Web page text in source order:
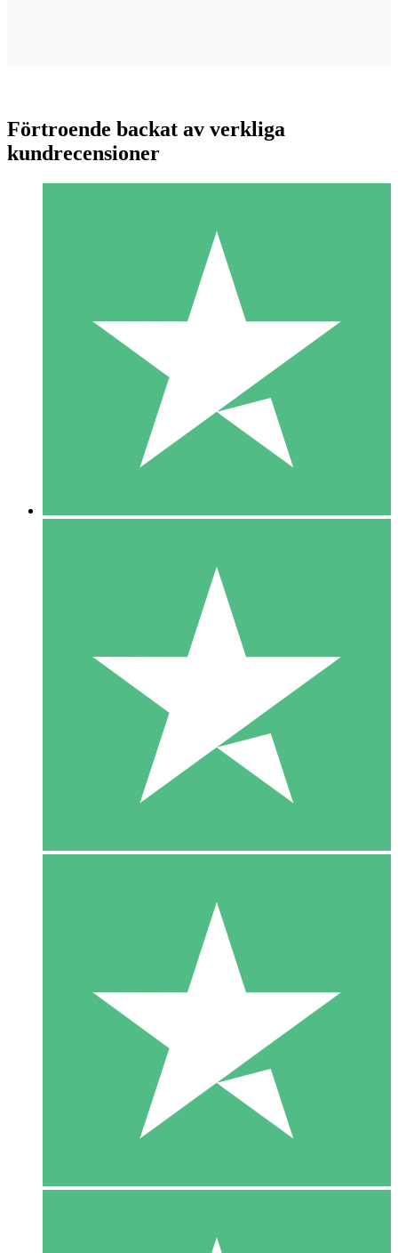
Individuella Kreditpaket
Betala per användning med nedladdningskrediter. Inget
1 Nedladdningar
10 00
10 Nedladdningar
20 00
Förtroende backat av verkliga
kundrecensioner